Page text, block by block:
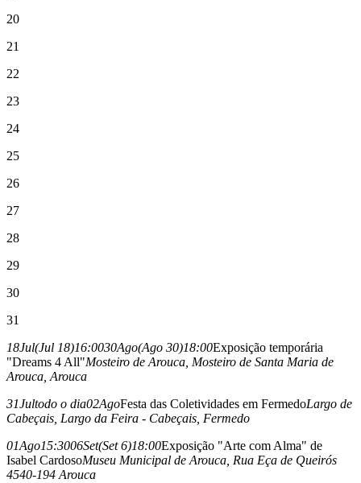
20
21
22
23
24
25
26
27
28
29
30
31
18Jul(Jul 18)16:0030Ago(Ago 30)18:00Exposição temporária
"Dreams 4 All"Mosteiro de Arouca , Mosteiro de Santa Maria de
Arouca, Arouca
31Jultodo o dia02AgoFesta das Coletividades em FermedoLargo de
Cabeçais , Largo da Feira - Cabeçais, Fermedo
01Ago15:3006Set(Set 6)18:00Exposição "Arte com Alma" de
Isabel CardosoMuseu Municipal de Arouca , Rua Eça de Queirós
4540-194 Arouca